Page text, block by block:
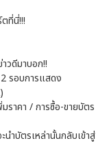
ที่นี่!!!
วดีมาบอก!!
รอบการแสดง
ราคา / การซื้อ-ขายบัตร
นำบัตรเหล่านั้นกลับเข้าสู่